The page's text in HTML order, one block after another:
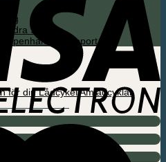
Sverige
/ Support